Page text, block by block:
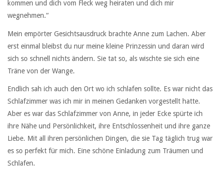
kommen und dich vom Fleck weg heiraten und dich mir
wegnehmen.“
Mein empörter Gesichtsausdruck brachte Anne zum Lachen. Aber
erst einmal bleibst du nur meine kleine Prinzessin und daran wird
sich so schnell nichts ändern. Sie tat so, als wischte sie sich eine
Träne von der Wange.
Endlich sah ich auch den Ort wo ich schlafen sollte. Es war nicht das
Schlafzimmer was ich mir in meinen Gedanken vorgestellt hatte.
Aber es war das Schlafzimmer von Anne, in jeder Ecke spürte ich
ihre Nähe und Persönlichkeit, ihre Entschlossenheit und ihre ganze
Liebe. Mit all ihren persönlichen Dingen, die sie Tag täglich trug war
es so perfekt für mich. Eine schöne Einladung zum Träumen und
Schlafen.